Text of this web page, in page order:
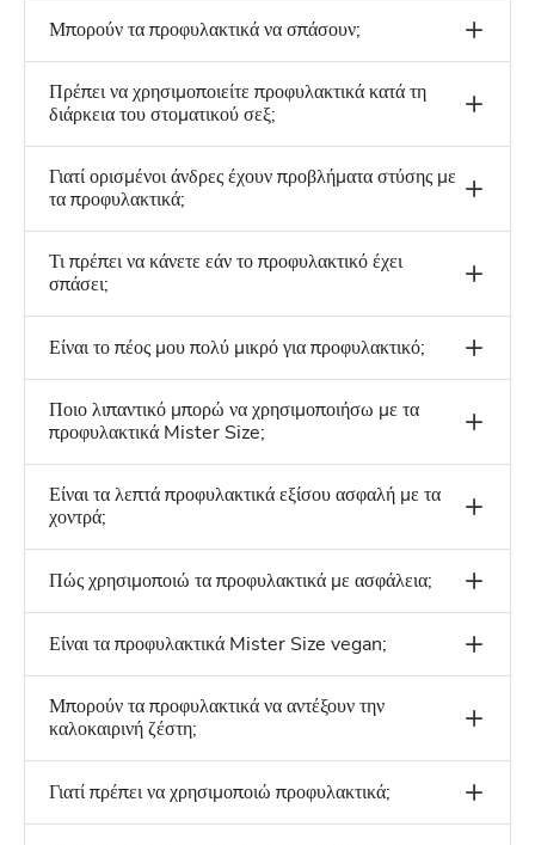
Μπορούν τα προφυλακτικά να σπάσουν;
Πρέπει να χρησιμοποιείτε προφυλακτικά κατά τη
διάρκεια του στοματικού σεξ;
Γιατί ορισμένοι άνδρες έχουν προβλήματα στύσης με
τα προφυλακτικά;
Τι πρέπει να κάνετε εάν το προφυλακτικό έχει
σπάσει;
Είναι το πέος μου πολύ μικρό για προφυλακτικό;
Ποιο λιπαντικό μπορώ να χρησιμοποιήσω με τα
προφυλακτικά Mister Size;
Είναι τα λεπτά προφυλακτικά εξίσου ασφαλή με τα
χοντρά;
Πώς χρησιμοποιώ τα προφυλακτικά με ασφάλεια;
Είναι τα προφυλακτικά Mister Size vegan;
Μπορούν τα προφυλακτικά να αντέξουν την
καλοκαιρινή ζέστη;
Γιατί πρέπει να χρησιμοποιώ προφυλακτικά;